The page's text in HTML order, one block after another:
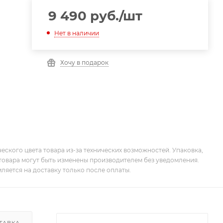
9 490 руб./шт
Нет в наличии
Хочу в подарок
цвета товара из-за технических возможностей. Упаковка,
могут быть изменены производителем без уведомления.
на доставку только после оплаты.